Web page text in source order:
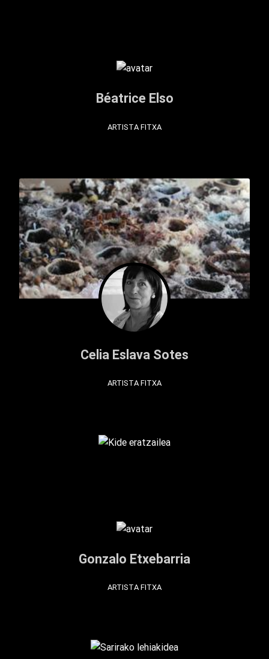
Béatrice Elso
ARTISTA FITXA
Celia Eslava Sotes
ARTISTA FITXA
Gonzalo Etxebarria
ARTISTA FITXA